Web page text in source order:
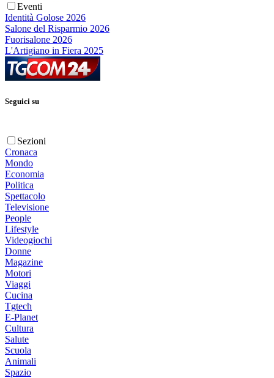
Eventi
Identità Golose 2026
Salone del Risparmio 2026
Fuorisalone 2026
L'Artigiano in Fiera 2025
Seguici su
Sezioni
Cronaca
Mondo
Economia
Politica
Spettacolo
Televisione
People
Lifestyle
Videogiochi
Donne
Magazine
Motori
Viaggi
Cucina
Tgtech
E-Planet
Cultura
Salute
Scuola
Animali
Spazio